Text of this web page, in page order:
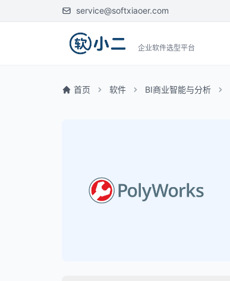
service@softxiaoer.com
企业软件选型平台
首页 软件 BI商业智能与分析